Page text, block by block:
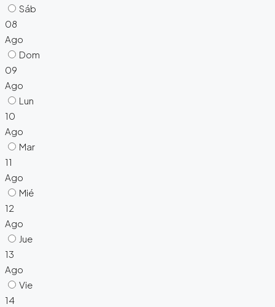
Sáb
08
Ago
Dom
09
Ago
Lun
10
Ago
Mar
11
Ago
Mié
12
Ago
Jue
13
Ago
Vie
14